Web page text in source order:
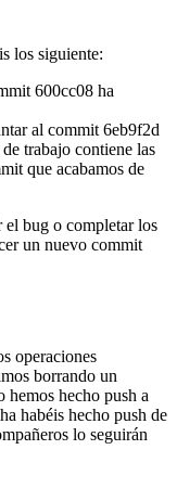
los siguiente:
600cc08 ha
al commit 6eb9f2d
trabajo contiene las
que acabamos de
el bug o completar los
un nuevo commit
operaciones
borrando un
hemos hecho push a
habéis hecho push de
lo seguirán